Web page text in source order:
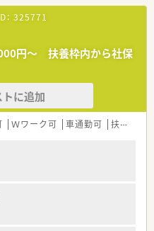
。短時間から始めたい方もご
や、出勤回数についてもご相談
象です。しっかり働きたい方
整っています。
方、結婚や出産などでブランク
手調剤薬局です。
と高く、地域の人々の暮らしや
退職することなく店舗異動のご
325771
円～ 扶養枠内から社保
に追加
Ｗワーク可 車通勤可 扶養内勤務OK